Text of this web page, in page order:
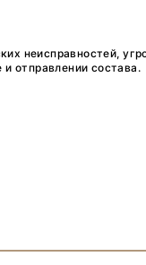
неисправностей,
отправлении состава.